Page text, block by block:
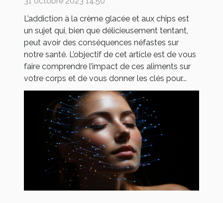
L’addiction à la crème glacée et aux chips est
un sujet qui, bien que délicieusement tentant,
peut avoir des conséquences néfastes sur
notre santé. L’objectif de cet article est de vous
faire comprendre l’impact de ces aliments sur
votre corps et de vous donner les clés pour...